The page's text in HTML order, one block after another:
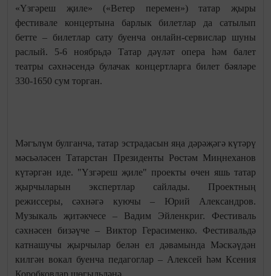
«Үзгәреш җиле» («Ветер перемен») татар җыры
фестивале концертына барлык билетлар да сатылып
бетте – билетлар сату буенча онлайн-сервислар шуны
раслый. 5-6 ноябрьдә Татар дәүләт опера һәм балет
театры сәхнәсендә булачак концертларга билет бәяләре
330-1650 сум торган.
Мәгълүм булганча, татар эстрадасын яңа дәрәҗәгә күтәрү
мәсьәләсен Татарстан Президенты Рөстәм Миңнеханов
күтәргән иде. "Үзгәреш җиле" проекты өчен яшь татар
җырчыларын экспертлар сайлады. Проектның
режиссеры, сәхнәгә куючы – Юрий Александров.
Музыкаль җитәкчесе – Вадим Эйленкриг. Фестиваль
сәхнәсен бизәүче – Виктор Герасименко. Фестивальдә
катнашучы җырчылар белән ел дәвамында Мәскәүдән
килгән вокал буенча педагоглар – Алексей һәм Ксения